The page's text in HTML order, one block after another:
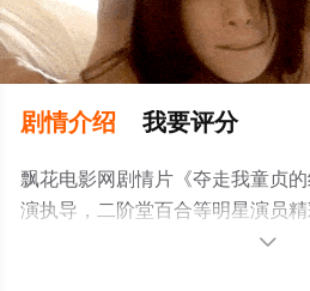
剧情介绍 我要评分
飘花电影网剧情片《夺走我童贞
演执导，二阶堂百合等明星演员
机免费观看高清无删减完整版电
